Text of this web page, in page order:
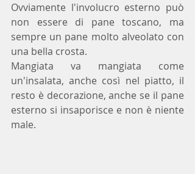
Ovviamente l'involucro esterno può
non essere di pane toscano, ma
sempre un pane molto alveolato con
una bella crosta.
Mangiata va mangiata come
un'insalata, anche così nel piatto, il
resto è decorazione, anche se il pane
esterno si insaporisce e non è niente
male.